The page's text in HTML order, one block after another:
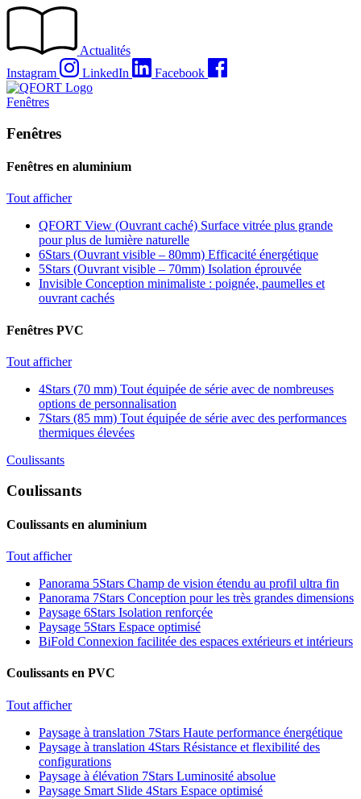
Passer
Actualités
Instagram
LinkedIn Facebook
Fenêtres
Fenêtres
Fenêtres en aluminium
Tout afficher
QFORT View (Ouvrant caché) Surface vitrée plus grande
pour plus de lumière naturelle
6Stars (Ouvrant visible – 80mm) Efficacité énergétique
5Stars (Ouvrant visible – 70mm) Isolation éprouvée
Invisible Conception minimaliste : poignée, paumelles et
ouvrant cachés
Fenêtres PVC
Tout afficher
4Stars (70 mm) Tout équipée de série avec de nombreuses
options de personnalisation
7Stars (85 mm) Tout équipée de série avec des performances
thermiques élevées
Coulissants
Coulissants
Coulissants en aluminium
Tout afficher
Panorama 5Stars Champ de vision étendu au profil ultra fin
Panorama 7Stars Conception pour les très grandes dimensions
Paysage 6Stars Isolation renforçée
Paysage 5Stars Espace optimisé
BiFold Connexion facilitée des espaces extérieurs et intérieurs
Coulissants en PVC
Tout afficher
Paysage à translation 7Stars Haute performance énergétique
Paysage à translation 4Stars Résistance et flexibilité des
configurations
Paysage à élévation 7Stars Luminosité absolue
Paysage Smart Slide 4Stars Espace optimisé